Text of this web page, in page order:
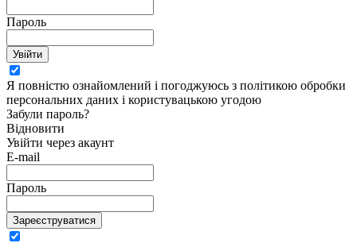
Пароль
Увійти
Я повністю ознайомлений і погоджуюсь з політикою обробки
персональних даних і користувацькою угодою
Забули пароль?
Відновити
Увійти через акаунт
E-mail
Пароль
Зареєструватися